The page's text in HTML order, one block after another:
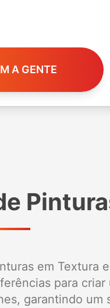
A GENTE
em Textura
para
garantindo